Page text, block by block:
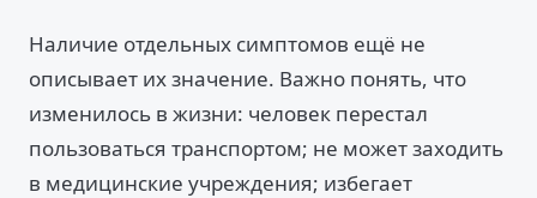
Наличие отдельных симптомов ещё не
описывает их значение. Важно понять, что
изменилось в жизни: человек перестал
пользоваться транспортом; не может заходить
в медицинские учреждения; избегает